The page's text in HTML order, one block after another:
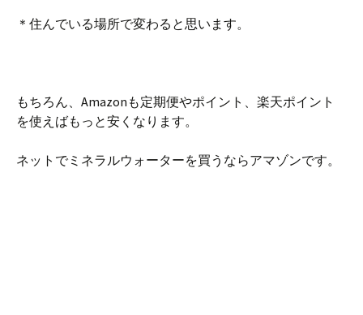
＊住んでいる場所で変わると思います。
もちろん、Amazonも定期便やポイント、楽天ポイント
を使えばもっと安くなります。
ネットでミネラルウォーターを買うならアマゾンです。